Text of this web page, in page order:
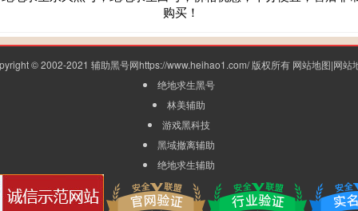
购买！
© 2002-2021 辅助黑号网https://www.heihao1.com/ 版权所有 网站地图|网站
绝地求生黑号
林美辅助
游戏黑科技
黑域撤离辅助
绝地求生辅助